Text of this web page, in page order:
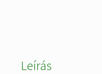
Leírás